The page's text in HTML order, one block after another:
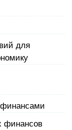
для
финансов